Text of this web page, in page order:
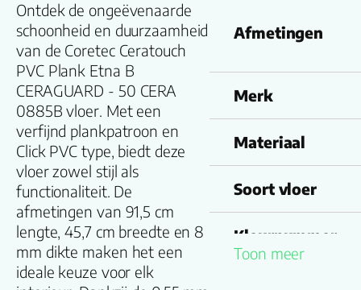
Ontdek de ongeëvenaarde
schoonheid en duurzaamheid
van de Coretec Ceratouch
PVC Plank Etna B
CERAGUARD - 50 CERA
0885B vloer. Met een
verfijnd plankpatroon en
Click PVC type, biedt deze
vloer zowel stijl als
functionaliteit. De
afmetingen van 91,5 cm
lengte, 45,7 cm breedte en 8
mm dikte maken het een
ideale keuze voor elk
Afmetingen
Merk
Materiaal
Soort vloer
Kleurnummer
Toon meer